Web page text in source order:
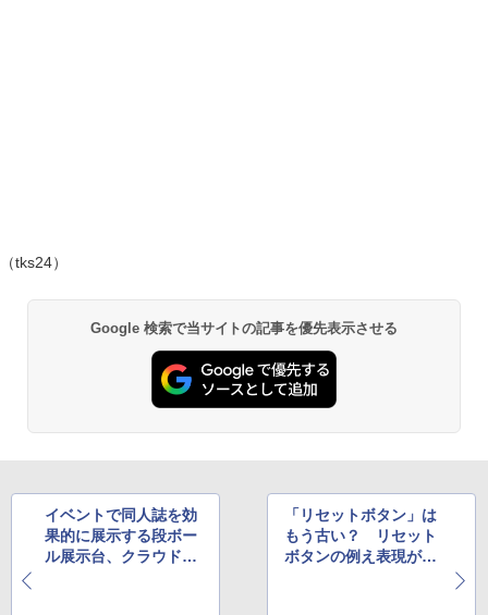
（tks24）
Google 検索で当サイトの記事を優先表示させる
イベントで同人誌を効
果的に展示する段ボー
ル展示台、クラウドフ
「リセットボタン」は
もう古い？ リセット
ボタンの例え表現が通